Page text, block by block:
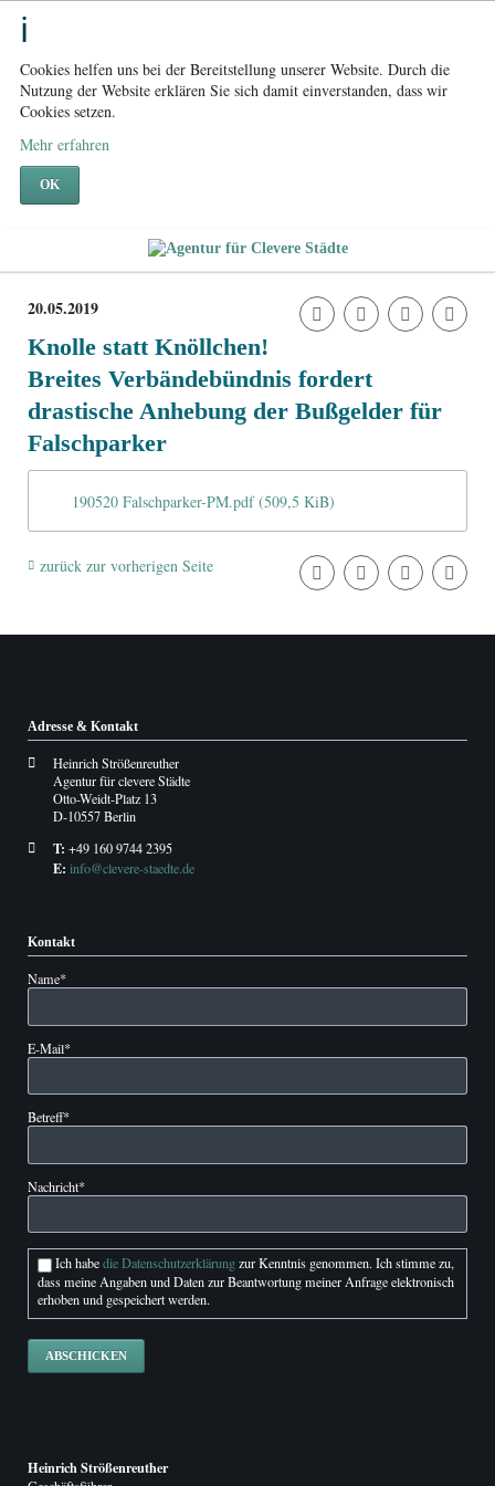
Cookies helfen uns bei der Bereitstellung unserer Website. Durch die
Nutzung der Website erklären Sie sich damit einverstanden, dass wir
Cookies setzen.
Mehr erfahren
OK
20.05.2019
Knolle statt Knöllchen!
Breites Verbändebündnis fordert
drastische Anhebung der Bußgelder für
Falschparker
190520 Falschparker-PM.pdf(509,5 KiB)
zurück zur vorherigen Seite
Adresse & Kontakt
Heinrich Strößenreuther
Agentur für clevere Städte
Otto-Weidt-Platz 13
D-10557 Berlin
T: +49 160 9744 2395
E: info@clevere-staedte.de
Kontakt
Pflichtfeld
Name*
Pflichtfeld
E-Mail*
Pflichtfeld
Betreff*
Pflichtfeld
Nachricht*
Ich habedie Datenschutzerklärungzur Kenntnis genommen. Ich stimme zu,
dass meine Angaben und Daten zur Beantwortung meiner Anfrage elektronisch
erhoben und gespeichert werden.
ABSCHICKEN
Heinrich Strößenreuther